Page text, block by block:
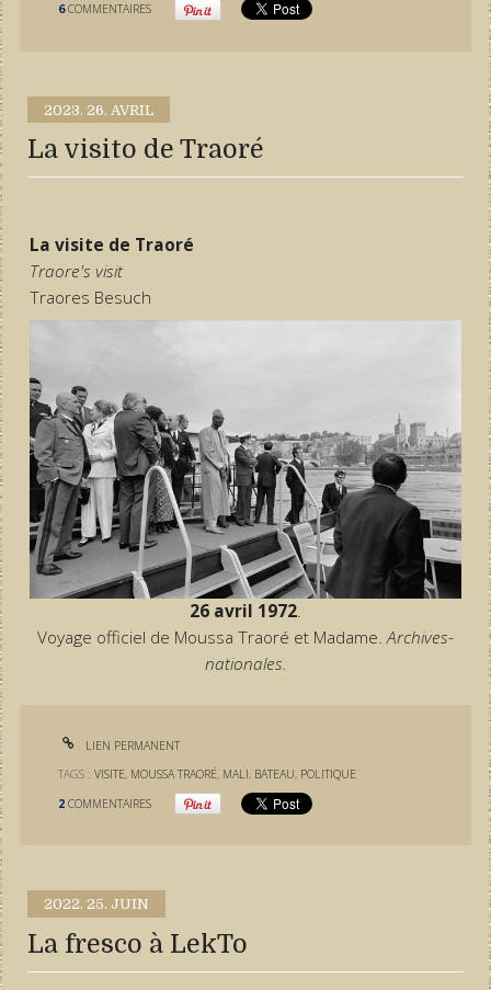
6 COMMENTAIRES
2023. 26. AVRIL
La visito de Traoré
La visite de Traoré
Traore's visit
Traores Besuch
26 avril 1972.
Voyage officiel de Moussa Traoré et Madame.Archives-
nationales.
LIEN PERMANENT
TAGS :VISITE, MOUSSA TRAORÉ, MALI, BATEAU, POLITIQUE
2 COMMENTAIRES
2022. 25. JUIN
La fresco à LekTo